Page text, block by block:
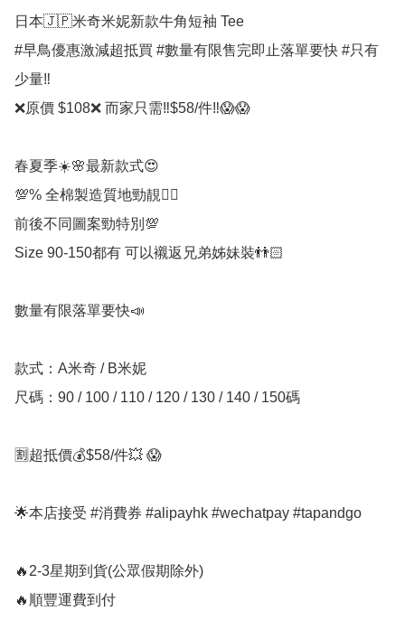
日本🇯🇵米奇米妮新款牛角短袖 Tee
#早鳥優惠激減超抵買 #數量有限售完即止落單要快 #只有
少量‼️
❌原價 $108❌ 而家只需‼️$58/件‼️😱😱
春夏季☀️🌸最新款式😍
💯% 全棉製造質地勁靚👍🏻
前後不同圖案勁特別💯
Size 90-150都有 可以襯返兄弟姊妹裝👬🏻
數量有限落單要快📣
款式：A米奇 / B米妮
尺碼：90 / 100 / 110 / 120 / 130 / 140 / 150碼
🈹超抵價💰$58/件💥 😱
🌟本店接受 #消費券 #alipayhk #wechatpay #tapandgo
🔥2-3星期到貨(公眾假期除外)
🔥順豐運費到付